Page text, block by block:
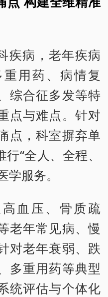
疾病，老年疾病
用药、病情复
综合征多发等特
点与难点。针对
点，科室摒弃单
“全人、全程、
服务。
血压、骨质疏
老年常见病、慢
对老年衰弱、跌
多重用药等典型
统评估与个体化